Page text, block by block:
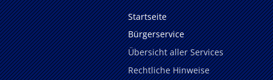
Startseite
Bürgerservice
Übersicht aller Services
Rechtliche Hinweise